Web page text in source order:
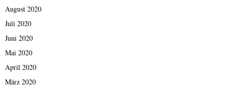
August 2020
Juli 2020
Juni 2020
Mai 2020
April 2020
März 2020